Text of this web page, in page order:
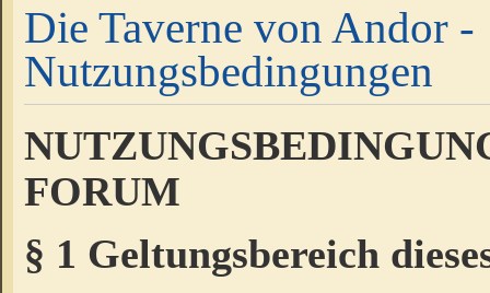
Die Taverne von Andor -
Nutzungsbedingungen
FORUM
§ 1 Geltungsbereich